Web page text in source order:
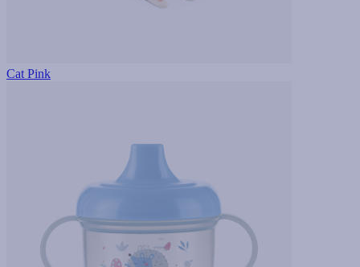
Cat Pink